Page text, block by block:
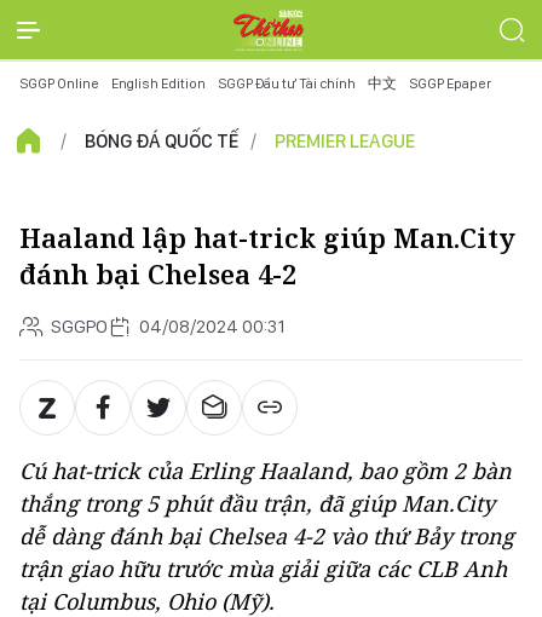
SGGP Online English Edition SGGP Đầu tư Tài chính 中文 SGGP Epaper
BÓNG ĐÁ QUỐC TẾ PREMIER LEAGUE
Haaland lập hat-trick giúp Man.City
đánh bại Chelsea 4-2
SGGPO 04/08/2024 00:31
Cú hat-trick của Erling Haaland, bao gồm 2 bàn
thắng trong 5 phút đầu trận, đã giúp Man.City
dễ dàng đánh bại Chelsea 4-2 vào thứ Bảy trong
trận giao hữu trước mùa giải giữa các CLB Anh
tại Columbus, Ohio (Mỹ).